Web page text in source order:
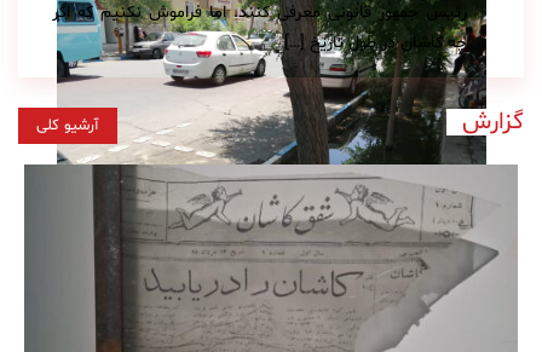
آبیاری غرقابی در کاشان در اوج بحران آب
رئیس جمهور قانونی معرفی کنند. اما فراموش نکنیم که اگر
چه کاشان در طول تاریخ […]
گزارش آرشیو کلی